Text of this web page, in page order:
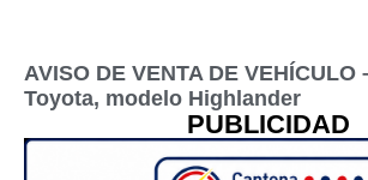
AVISO DE VENTA DE VEHÍCULO
Toyota, modelo Highlander
PUBLICIDAD